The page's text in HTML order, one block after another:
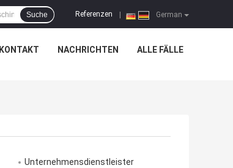
German
Referenzen
Suche
KONTAKT NACHRICHTEN ALLE FÄLLE
Unternehmensdienstleister